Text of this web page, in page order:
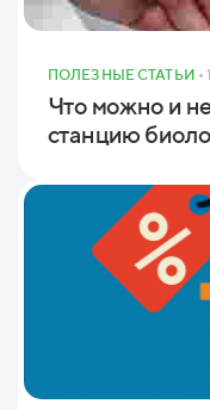
ПОЛЕЗНЫЕ СТАТЬИ •
Что можно и
станцию